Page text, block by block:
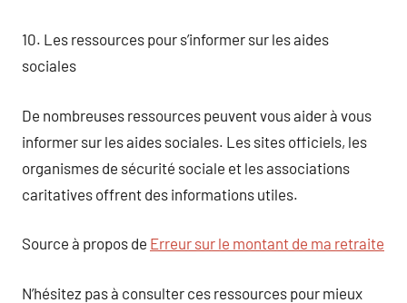
10. Les ressources pour s’informer sur les aides
sociales
De nombreuses ressources peuvent vous aider à vous
informer sur les aides sociales. Les sites officiels, les
organismes de sécurité sociale et les associations
caritatives offrent des informations utiles.
Source à propos de Erreur sur le montant de ma retraite
N’hésitez pas à consulter ces ressources pour mieux